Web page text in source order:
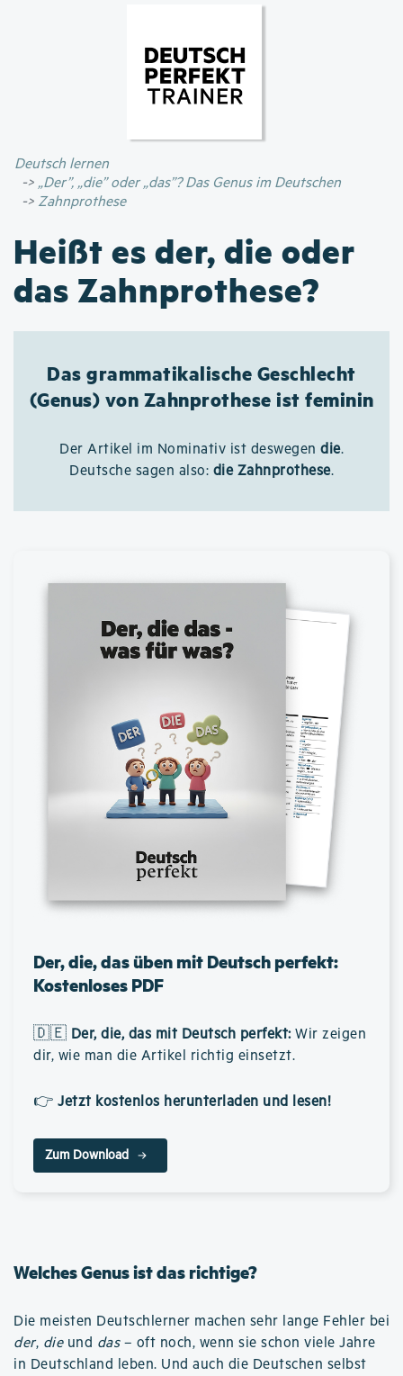
Inhalt
Deutsch lernen
„Der”, „die” oder „das”? Das Genus im Deutschen
Zahnprothese
Heißt es der, die oder
das Zahnprothese?
Das grammatikalische Geschlecht
(Genus) von Zahnprothese ist feminin
Der Artikel im Nominativ ist deswegen die.
Deutsche sagen also: die Zahnprothese.
Der, die, das üben mit Deutsch perfekt:
Kostenloses PDF
🇩🇪 Der, die, das mit Deutsch perfekt: Wir zeigen
dir, wie man die Artikel richtig einsetzt.
👉 Jetzt kostenlos herunterladen und lesen!
Zum Download
Welches Genus ist das richtige?
Die meisten Deutschlerner machen sehr lange Fehler bei
der, dieund das– oft noch, wenn sie schon viele Jahre
in Deutschland leben. Und auch die Deutschen selbst